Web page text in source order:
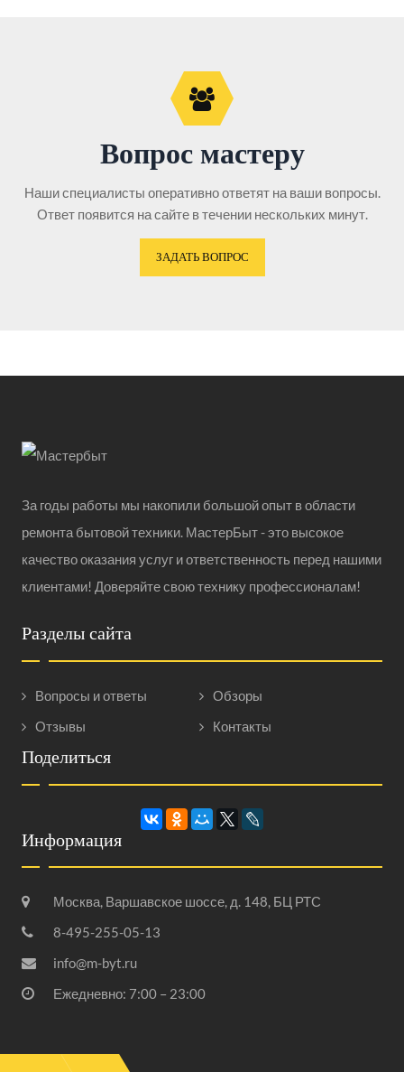
Вопрос мастеру
Наши специалисты оперативно ответят на ваши вопросы.
Ответ появится на сайте в течении нескольких минут.
ЗАДАТЬ ВОПРОС
За годы работы мы накопили большой опыт в области
ремонта бытовой техники. МастерБыт - это высокое
качество оказания услуг и ответственность перед нашими
клиентами! Доверяйте свою технику профессионалам!
Разделы сайта
Вопросы и ответы
Обзоры
Отзывы
Контакты
Поделиться
Информация
Москва, Варшавское шоссе, д. 148, БЦ РТС
8-495-255-05-13
info@m-byt.ru
Ежедневно: 7:00 – 23:00